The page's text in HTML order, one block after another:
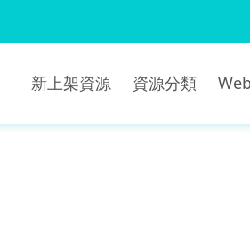
新上架資源 資源分類